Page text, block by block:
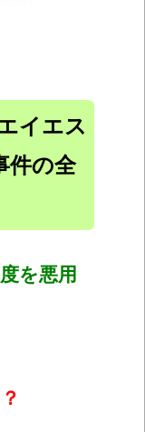
イエス
件の全
を悪用